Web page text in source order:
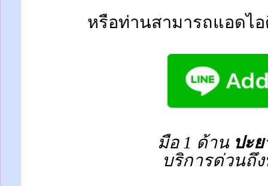
หรือท่านสามารถแอดไอ
มือ 1 ด้าน ปะ
บริการด่วนถึ